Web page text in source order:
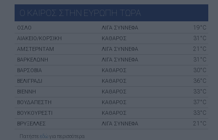
Ο ΚΑΙΡΟΣ ΣΤΗΝ ΕΥΡΩΠΗ ΤΩΡΑ
ΌΣΛΟ ΛΙΓΑ ΣΥΝΝΕΦΑ 19°C
ΑΙΆΚΕΙΟ/ΚΟΡΣΙΚΉ ΚΑΘΑΡΟΣ 31°C
ΑΜΣΤΕΡΝΤΑΜ ΛΙΓΑ ΣΥΝΝΕΦΑ 21°C
ΒΑΡΚΕΛΏΝΗ ΛΙΓΑ ΣΥΝΝΕΦΑ 31°C
ΒΑΡΣΟΒΊΑ ΚΑΘΑΡΟΣ 30°C
ΒΕΛΙΓΡΆΔΙ ΚΑΘΑΡΟΣ 36°C
ΒΙΈΝΝΗ ΚΑΘΑΡΟΣ 33°C
ΒΟΥΔΑΠΈΣΤΗ ΚΑΘΑΡΟΣ 37°C
ΒΟΥΚΟΥΡΈΣΤΙ ΚΑΘΑΡΟΣ 33°C
ΒΡΥΞΈΛΛΕΣ ΛΙΓΑ ΣΥΝΝΕΦΑ 21°C
Πατήστε εδώγια περισσότερα